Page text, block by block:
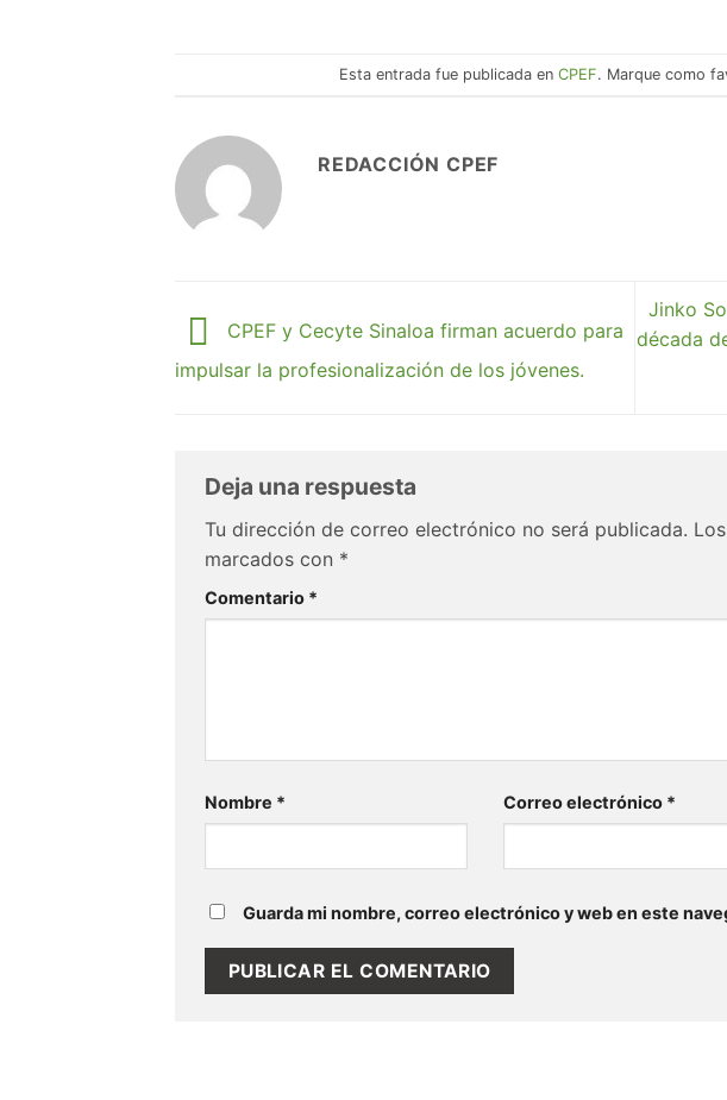
Esta entrada fue publicada enCPEF. Marque como
REDACCIÓN CPEF
CPEF y Cecyte Sinaloa firman acuerdo para
impulsar la profesionalización de los jóvenes.
Jinko
década
Deja una respuesta
Tu dirección de correo electrónico no será publicada.
marcados con *
Comentario *
Nombre * Correo electrónico *
Guarda mi nombre, correo electrónico y web en este